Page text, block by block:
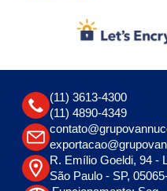
(11) 3613-4300
(11) 4890-4349
R. Emílio Goeldi, 94 -
São Paulo - SP,